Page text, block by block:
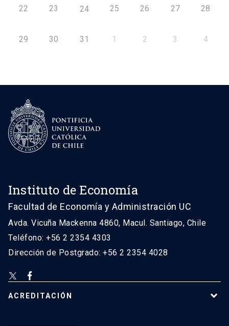
22 23 24 25 26 27 28
29 30 31 1 2 3 4
Instituto de Economía
Facultad de Economía y Administración UC
Avda. Vicuña Mackenna 4860, Macul. Santiago, Chile
Teléfono: +56 2 2354 4303
Dirección de Postgrado: +56 2 2354 4028
ACREDITACIÓN